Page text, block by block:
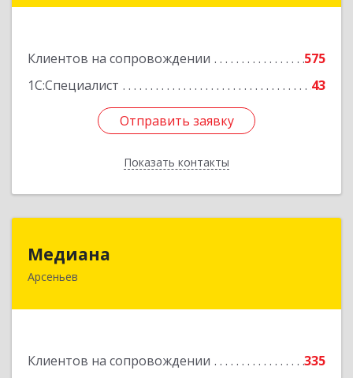
Клиентов на сопровождении
575
1С:Специалист
43
Отправить заявку
Показать контакты
Отправить заявку
Назад
Медиана
Арсеньев
Клиентов на сопровождении
335